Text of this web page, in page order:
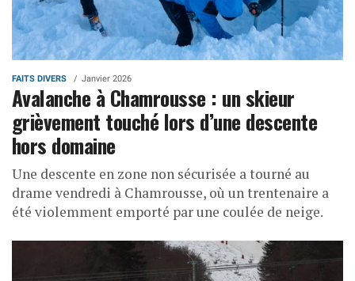
FAITS DIVERS Janvier 2026
Avalanche à Chamrousse : un skieur
grièvement touché lors d’une descente
hors domaine
Une descente en zone non sécurisée a tourné au
drame vendredi à Chamrousse, où un trentenaire a
été violemment emporté par une coulée de neige.